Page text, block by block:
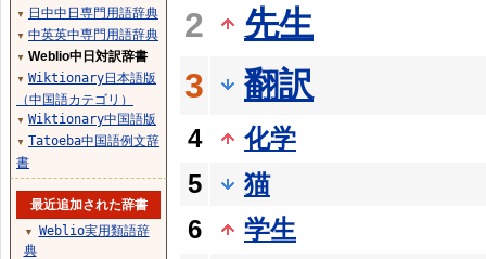
2
先生
3
翻訳
4
化学
5
猫
6
学生
▼ 日中中日専門用語辞典
▼ 中英英中専門用語辞典
▼ Weblio中日対訳辞書
▼ Wiktionary日本語版
（中国語カテゴリ）
▼ Wiktionary中国語版
▼ Tatoeba中国語例文辞
書
最近追加された辞書
▼
Weblio実用類語辞
典